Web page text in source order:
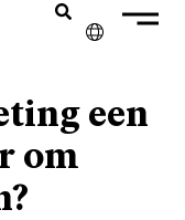
ENGLISH
DEUTSCH
een
om